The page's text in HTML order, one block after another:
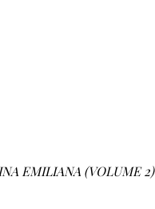
EMILIANA (VOLUME 2)